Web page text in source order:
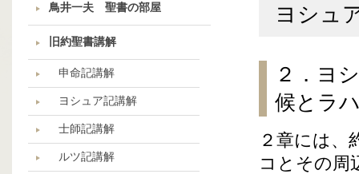
鳥井一夫 聖書の部屋
旧約聖書講解
申命記講解
ヨシュア記講解
士師記講解
ルツ記講解
ヨシュ
２．ヨ
候とラ
２章には、
コとその周